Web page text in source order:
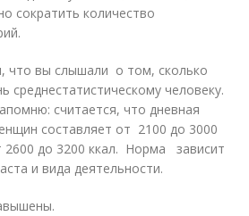
сократить количество
что вы слышали о том, сколько
среднестатистическому человеку.
считается, что дневная
составляет от 2100 до 3000
2600 до 3200 ккал. Норма зависит
и вида деятельности.